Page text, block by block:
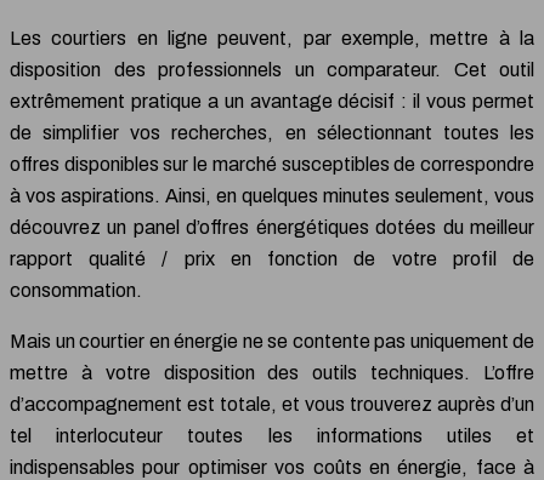
Les courtiers en ligne peuvent, par exemple, mettre à la
disposition des professionnels un comparateur. Cet outil
extrêmement pratique a un avantage décisif : il vous permet
de simplifier vos recherches, en sélectionnant toutes les
offres disponibles sur le marché susceptibles de correspondre
à vos aspirations. Ainsi, en quelques minutes seulement, vous
découvrez un panel d’offres énergétiques dotées du meilleur
rapport qualité / prix en fonction de votre profil de
consommation.
Mais un courtier en énergie ne se contente pas uniquement de
mettre à votre disposition des outils techniques. L’offre
d’accompagnement est totale, et vous trouverez auprès d’un
tel interlocuteur toutes les informations utiles et
indispensables pour optimiser vos coûts en énergie, face à